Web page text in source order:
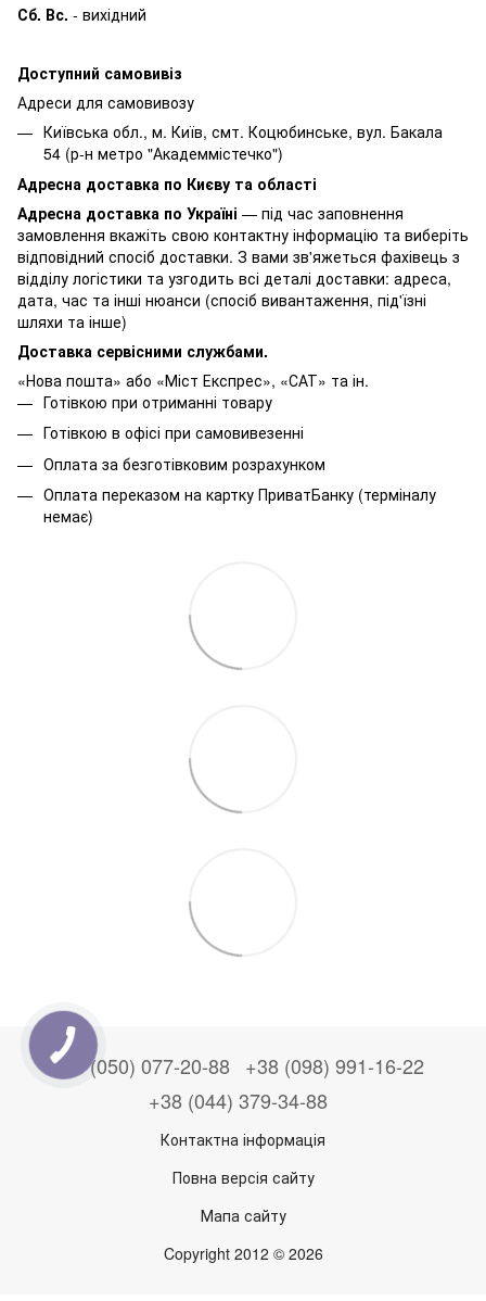
Сб. Вс. - вихідний
Доступний самовивіз
Адреси для самовивозу
Київська обл., м. Київ, смт. Коцюбинське, вул. Бакала
54 (р-н метро "Академмістечко")
Адресна доставка по Києву та області
Адресна доставка по Україні — під час заповнення
замовлення вкажіть свою контактну інформацію та виберіть
відповідний спосіб доставки. З вами зв'яжеться фахівець з
відділу логістики та узгодить всі деталі доставки: адреса,
дата, час та інші нюанси (спосіб вивантаження, під'їзні
шляхи та інше)
Доставка сервісними службами.
«Нова пошта» або «Міст Експрес», «САТ» та ін.
Готівкою при отриманні товару
Готівкою в офісі при самовивезенні
Оплата за безготівковим розрахунком
Оплата переказом на картку ПриватБанку (терміналу
немає)
+38 (050) 077-20-88 +38 (098) 991-16-22
+38 (044) 379-34-88
Контактна інформація
Повна версія сайту
Мапа сайту
Copyright 2012 © 2026